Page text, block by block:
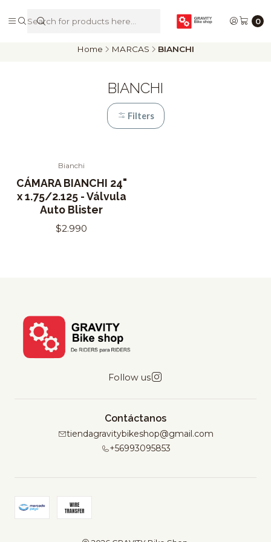
0
De Riders para Riders
Home MARCAS BIANCHI
BIANCHI
Filters
Bianchi
CÁMARA BIANCHI 24"
x 1.75/2.125 - Válvula
Auto Blister
$2.990
Follow us
Contáctanos
tiendagravitybikeshop@gmail.com
+56993095853